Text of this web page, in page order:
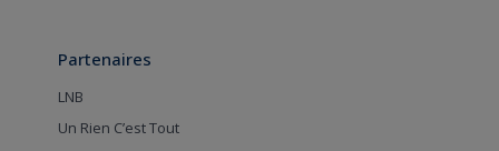
Partenaires
LNB
Un Rien C’est Tout